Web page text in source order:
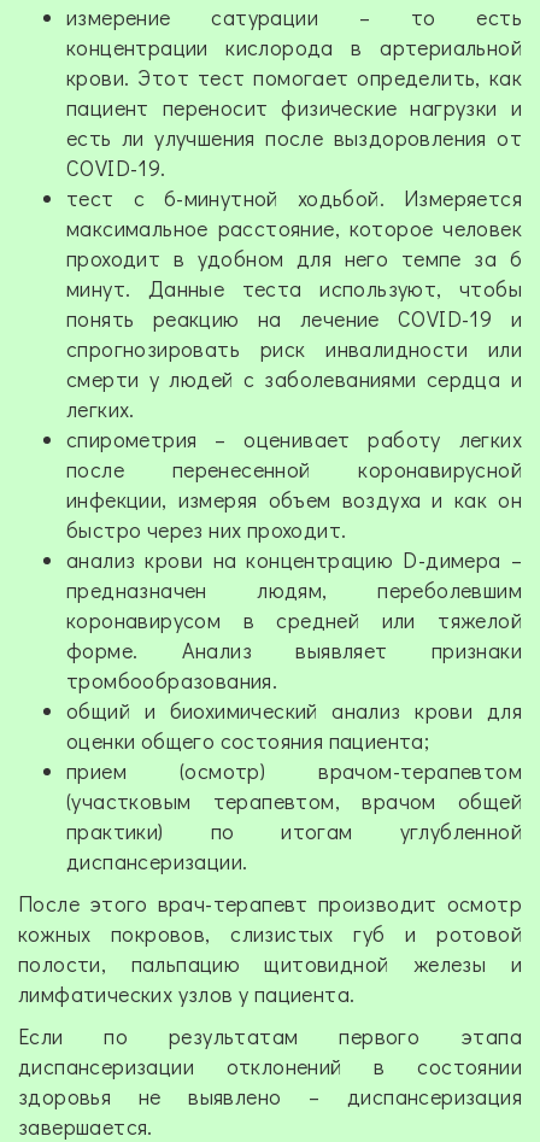
измерение сатурации – то есть
концентрации кислорода в артериальной
крови. Этот тест помогает определить, как
пациент переносит физические нагрузки и
есть ли улучшения после выздоровления от
COVID-19.
тест с 6-минутной ходьбой. Измеряется
максимальное расстояние, которое человек
проходит в удобном для него темпе за 6
минут. Данные теста используют, чтобы
понять реакцию на лечение COVID-19 и
спрогнозировать риск инвалидности или
смерти у людей с заболеваниями сердца и
легких.
спирометрия – оценивает работу легких
после перенесенной коронавирусной
инфекции, измеряя объем воздуха и как он
быстро через них проходит.
анализ крови на концентрацию D-димера –
предназначен людям, переболевшим
коронавирусом в средней или тяжелой
форме. Анализ выявляет признаки
тромбообразования.
общий и биохимический анализ крови для
оценки общего состояния пациента;
прием (осмотр) врачом-терапевтом
(участковым терапевтом, врачом общей
практики) по итогам углубленной
диспансеризации.
После этого врач-терапевт производит осмотр
кожных покровов, слизистых губ и ротовой
полости, пальпацию щитовидной железы и
лимфатических узлов у пациента.
Если по результатам первого этапа
диспансеризации отклонений в состоянии
здоровья не выявлено – диспансеризация
завершается.